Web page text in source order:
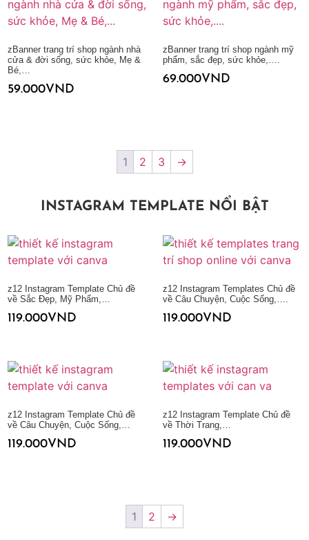
zBanner trang trí shop ngành nhà
cửa & đời sống, sức khỏe, Mẹ &
Bé,…
59.000VND
zBanner trang trí shop ngành mỹ
phẩm, sắc đẹp, sức khỏe,….
69.000VND
1 2 3 →
INSTAGRAM TEMPLATE NỔI BẬT
z12 Instagram Template Chủ đề
về Sắc Đẹp, Mỹ Phẩm,…
119.000VND
z12 Instagram Templates Chủ đề
về Câu Chuyện, Cuộc Sống,….
119.000VND
z12 Instagram Template Chủ đề
về Câu Chuyện, Cuộc Sống,…
119.000VND
z12 Instagram Template Chủ đề
về Thời Trang,…
119.000VND
1 2 →